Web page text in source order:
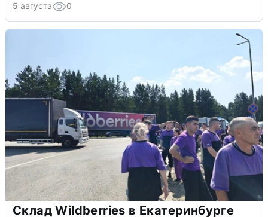
5 августа 0
Склад Wildberries в Екатеринбурге